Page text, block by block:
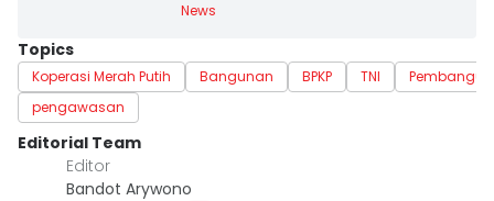
News
Topics
Koperasi Merah Putih Bangunan BPKP TNI
pengawasan
Editorial Team
Editor
Bandot Arywono